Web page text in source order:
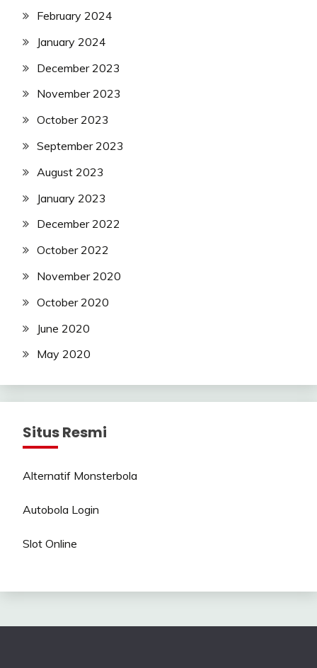
February 2024
January 2024
December 2023
November 2023
October 2023
September 2023
August 2023
January 2023
December 2022
October 2022
November 2020
October 2020
June 2020
May 2020
Situs Resmi
Alternatif Monsterbola
Autobola Login
Slot Online